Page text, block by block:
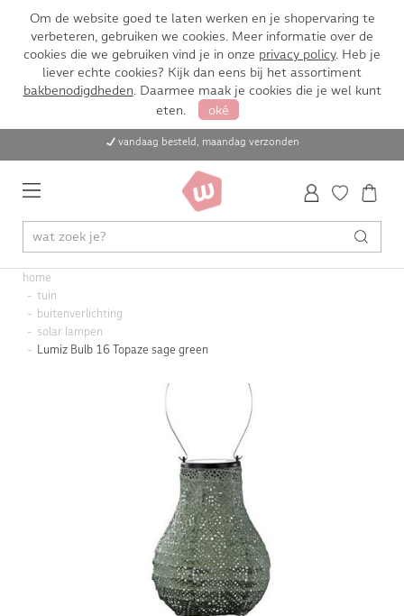
Om de website goed te laten werken en je shopervaring te
verbeteren, gebruiken we cookies. Meer informatie over de
cookies die we gebruiken vind je in onze privacy policy. Heb je
liever echte cookies? Kijk dan eens bij het assortiment
bakbenodigdheden. Daarmee maak je cookies die je wel kunt
eten.
oké
vandaag besteld, maandag verzonden
home
tuin
buitenverlichting
solar lampen
Lumiz Bulb 16 Topaze sage green